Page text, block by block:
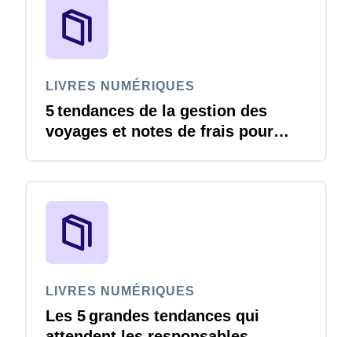
LIVRES NUMÉRIQUES
5 tendances de la gestion des
voyages et notes de frais pour
LIVRES NUMÉRIQUES
Les 5 grandes tendances qui